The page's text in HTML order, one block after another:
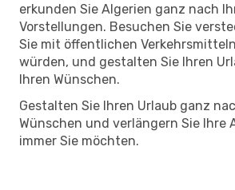
erkunden Sie Algerien ganz nach
Vorstellungen. Besuchen Sie
Sie mit öffentlichen
würden, und gestalten Sie Ihren
Ihren Wünschen.
Gestalten Sie Ihren Urlaub ganz
Wünschen und verlängern Sie Ihre
immer Sie möchten.